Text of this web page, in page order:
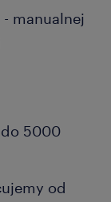
manualnej
5000
od